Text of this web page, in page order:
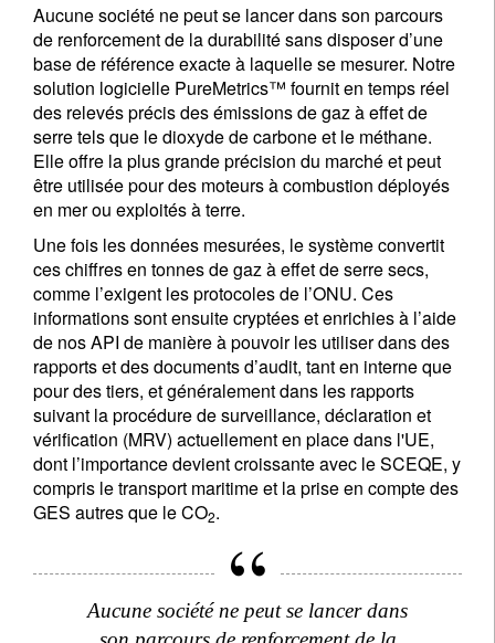
Aucune société ne peut se lancer dans son parcours
de renforcement de la durabilité sans disposer d’une
base de référence exacte à laquelle se mesurer. Notre
solution logicielle PureMetrics™ fournit en temps réel
des relevés précis des émissions de gaz à effet de
serre tels que le dioxyde de carbone et le méthane.
Elle offre la plus grande précision du marché et peut
être utilisée pour des moteurs à combustion déployés
en mer ou exploités à terre.
Une fois les données mesurées, le système convertit
ces chiffres en tonnes de gaz à effet de serre secs,
comme l’exigent les protocoles de l’ONU. Ces
informations sont ensuite cryptées et enrichies à l’aide
de nos API de manière à pouvoir les utiliser dans des
rapports et des documents d’audit, tant en interne que
pour des tiers, et généralement dans les rapports
suivant la procédure de surveillance, déclaration et
vérification (MRV) actuellement en place dans l'UE,
dont l’importance devient croissante avec le SCEQE, y
compris le transport maritime et la prise en compte des
GES autres que le CO2.
Aucune société ne peut se lancer dans